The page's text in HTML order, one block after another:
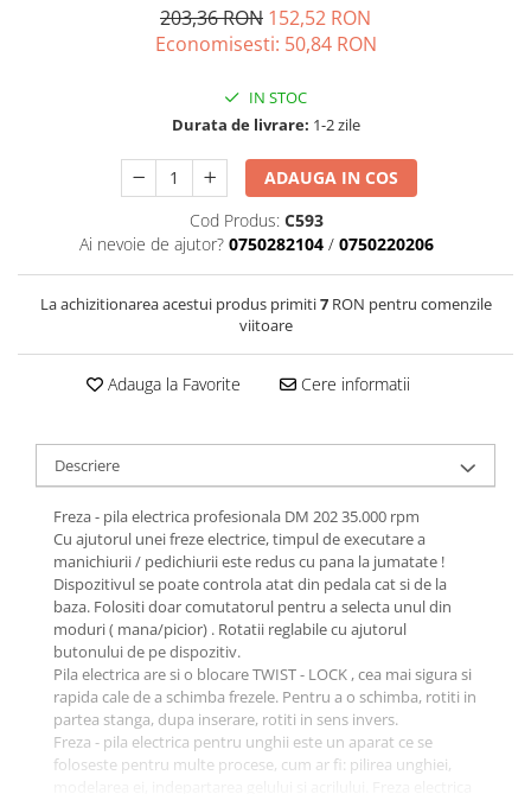
Geanta cosmetica
Suporti mana
203,36 RON 152,52 RON
Economisesti: 50,84 RON
IN STOC
Durata de livrare: 1-2 zile
ADAUGA IN COS
Cod Produs: C593
Ai nevoie de ajutor? 0750282104 / 0750220206
La achizitionarea acestui produs primiti7RON pentru comenzile
viitoare
Adauga la Favorite Cere informatii
Descriere
Freza - pila electrica profesionala DM 202 35.000 rpm
Cu ajutorul unei freze electrice, timpul de executare a
manichiurii / pedichiurii este redus cu pana la jumatate !
Dispozitivul se poate controla atat din pedala cat si de la
baza. Folositi doar comutatorul pentru a selecta unul din
moduri ( mana/picior) . Rotatii reglabile cu ajutorul
butonului de pe dispozitiv.
Pila electrica are si o blocare TWIST - LOCK , cea mai sigura si
rapida cale de a schimba frezele. Pentru a o schimba, rotiti in
partea stanga, dupa inserare, rotiti in sens invers.
Freza - pila electrica pentru unghii este un aparat ce se
foloseste pentru multe procese, cum ar fi: pilirea unghiei,